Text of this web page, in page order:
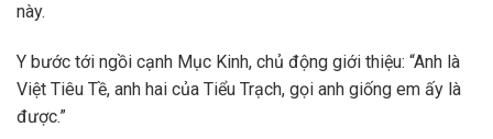
này.
Y bước tới ngồi cạnh Mục Kinh, chủ động giới thiệu: “Anh là
Việt Tiêu Tề, anh hai của Tiểu Trạch, gọi anh giống em ấy là
được.”